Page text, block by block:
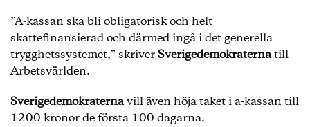
”A-kassan ska bli obligatorisk och helt
skattefinansierad och därmed ingå i det generella
trygghetssystemet,” skriverSverigedemokraternatill
Arbetsvärlden.
Sverigedemokraternavill även höja taket i a-kassan till
1200 kronor de första 100 dagarna.